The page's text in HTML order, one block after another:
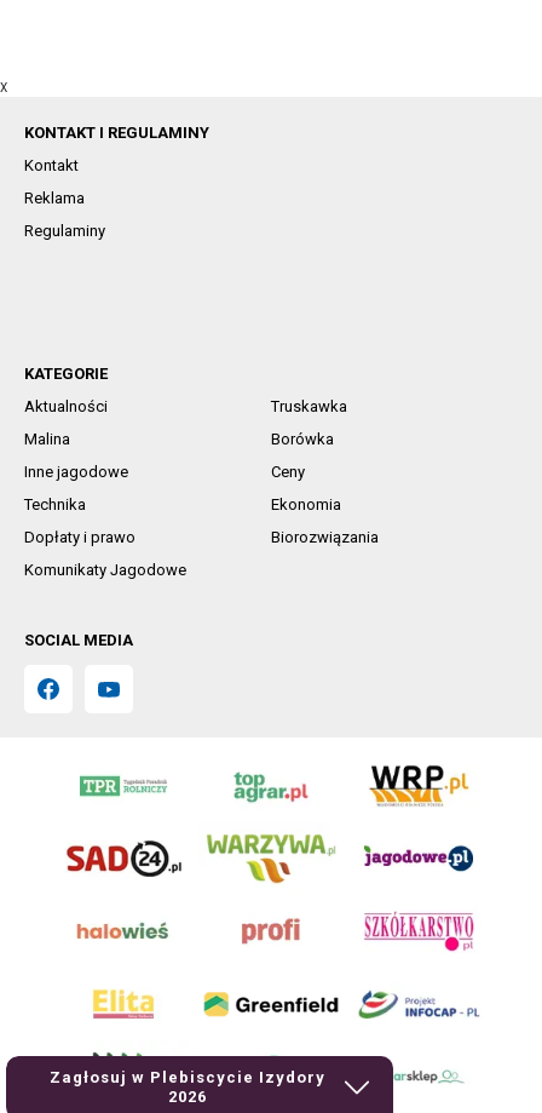
X
Zagłosuj w Plebiscycie Izydory
2026
KONTAKT I REGULAMINY
Kontakt
Reklama
Regulaminy
KATEGORIE
Aktualności
Truskawka
Malina
Borówka
Inne jagodowe
Ceny
Technika
Ekonomia
Dopłaty i prawo
Biorozwiązania
Komunikaty Jagodowe
SOCIAL MEDIA